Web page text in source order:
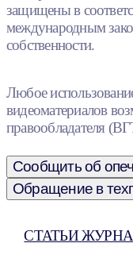
защищены в
международным
собственности.
Любое
видеоматериалов
правообладателя
Сообщить об
Обращение в
СТАТЬИ